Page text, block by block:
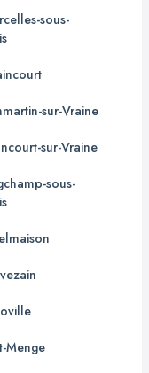
sous-
sur-Vraine
sur-Vraine
sous-
Menge